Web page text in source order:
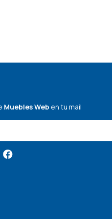
Muebles Web en tu mail